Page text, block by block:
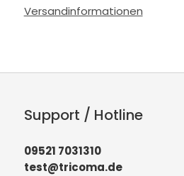
Versandinformationen
Support / Hotline
09521 7031310
test@tricoma.de